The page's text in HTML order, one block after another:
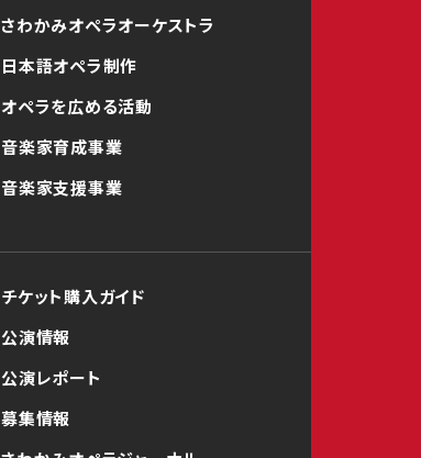
さわかみオペラオーケストラ
日本語オペラ制作
オペラを広める活動
音楽家育成事業
音楽家支援事業
チケット購入ガイド
公演情報
公演レポート
募集情報